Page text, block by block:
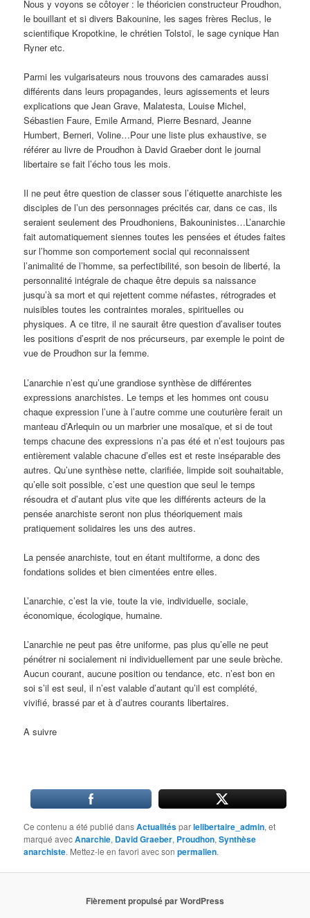
Nous y voyons se côtoyer : le théoricien constructeur Proudhon,
le bouillant et si divers Bakounine, les sages frères Reclus, le
scientifique Kropotkine, le chrétien Tolstoï, le sage cynique Han
Ryner etc.
Parmi les vulgarisateurs nous trouvons des camarades aussi
différents dans leurs propagandes, leurs agissements et leurs
explications que Jean Grave, Malatesta, Louise Michel,
Sébastien Faure, Emile Armand, Pierre Besnard, Jeanne
Humbert, Berneri, Voline…Pour une liste plus exhaustive, se
référer au livre de Proudhon à David Graeber dont le journal
libertaire se fait l’écho tous les mois.
Il ne peut être question de classer sous l’étiquette anarchiste les
disciples de l’un des personnages précités car, dans ce cas, ils
seraient seulement des Proudhoniens, Bakouninistes…L’anarchie
fait automatiquement siennes toutes les pensées et études faites
sur l’homme son comportement social qui reconnaissent
l’animalité de l’homme, sa perfectibilité, son besoin de liberté, la
personnalité intégrale de chaque être depuis sa naissance
jusqu’à sa mort et qui rejettent comme néfastes, rétrogrades et
nuisibles toutes les contraintes morales, spirituelles ou
physiques. A ce titre, il ne saurait être question d’avaliser toutes
les positions d’esprit de nos précurseurs, par exemple le point de
vue de Proudhon sur la femme.
L’anarchie n’est qu’une grandiose synthèse de différentes
expressions anarchistes. Le temps et les hommes ont cousu
chaque expression l’une à l’autre comme une couturière ferait un
manteau d’Arlequin ou un marbrier une mosaïque, et si de tout
temps chacune des expressions n’a pas été et n’est toujours pas
entièrement valable chacune d’elles est et reste inséparable des
autres. Qu’une synthèse nette, clarifiée, limpide soit souhaitable,
qu’elle soit possible, c’est une question que seul le temps
résoudra et d’autant plus vite que les différents acteurs de la
pensée anarchiste seront non plus théoriquement mais
pratiquement solidaires les uns des autres.
La pensée anarchiste, tout en étant multiforme, a donc des
fondations solides et bien cimentées entre elles.
L’anarchie, c’est la vie, toute la vie, individuelle, sociale,
économique, écologique, humaine.
L’anarchie ne peut pas être uniforme, pas plus qu’elle ne peut
pénétrer ni socialement ni individuellement par une seule brèche.
Aucun courant, aucune position ou tendance, etc. n’est bon en
soi s’il est seul, il n’est valable d’autant qu’il est complété,
vivifié, brassé par et à d’autres courants libertaires.
A suivre
Ce contenu a été publié dansActualitésparlelibertaire_admin, et
marqué avecAnarchie, David Graeber, Proudhon,Synthèse
anarchiste. Mettez-le en favori avec sonpermalien.
Fièrement propulsé par WordPress